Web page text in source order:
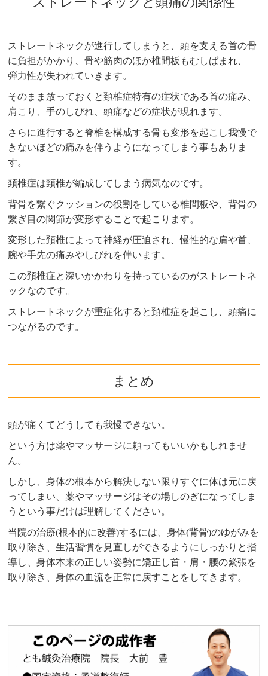
ストレートネックが進行してしまうと、頭を支える首の骨
に負担がかかり、骨や筋肉のほか椎間板もむしばまれ、
弾力性が失われていきます。
そのまま放っておくと頚椎症特有の症状である首の痛み、
肩こり、手のしびれ、頭痛などの症状が現れます。
さらに進行すると脊椎を構成する骨も変形を起こし我慢で
きないほどの痛みを伴うようになってしまう事もありま
す。
頚椎症は頸椎が編成してしまう病気なのです。
背骨を繋ぐクッションの役割をしている椎間板や、背骨の
繋ぎ目の関節が変形することで起こります。
変形した頚椎によって神経が圧迫され、慢性的な肩や首、
腕や手先の痛みやしびれを伴います。
この頚椎症と深いかかわりを持っているのがストレートネ
ックなのです。
ストレートネックが重症化すると頚椎症を起こし、頭痛に
つながるのです。
まとめ
頭が痛くてどうしても我慢できない。
という方は薬やマッサージに頼ってもいいかもしれませ
ん。
しかし、身体の根本から解決しない限りすぐに体は元に戻
ってしまい、薬やマッサージはその場しのぎになってしま
うという事だけは理解してください。
当院の治療(根本的に改善)するには、身体(背骨)のゆがみを
取り除き、生活習慣を見直しができるようにしっかりと指
導し、身体本来の正しい姿勢に矯正し首・肩・腰の緊張を
取り除き、身体の血流を正常に戻すことをしてきます。